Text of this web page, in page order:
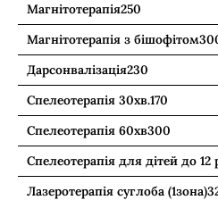
Магнітотерапія250
Магнітотерапія з бішофітом
Дарсонвалізація230
Спелеотерапія 30хв.170
Спелеотерапія 60хв300
Спелеотерапія для дітей до 12
Лазеротерапія суглоба (1зона)